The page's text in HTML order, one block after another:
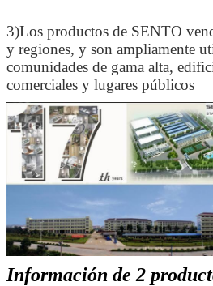
3)Los productos de SENTO
y regiones, y son ampliamente
comunidades de gama alta,
comerciales y lugares públicos
Información de 2